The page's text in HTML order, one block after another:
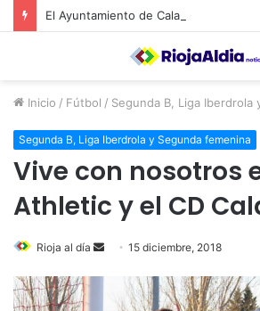
Inicio / Fútbol / Segunda B, Liga Iberdrola
Segunda B, Liga Iberdrola y Segunda femenina
Vive con nosotros
Athletic y el CD
Rioja al día 15 diciembre, 2018